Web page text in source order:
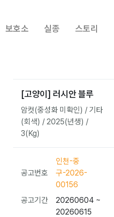
보호소 실종 스토리
[고양이] 러시안 블루
암컷(중성화 미확인) / 기타
(회색) / 2025(년생) /
3(Kg)
공고번호
인천-중
구-2026-
00156
공고기간
20260604 ~
20260615